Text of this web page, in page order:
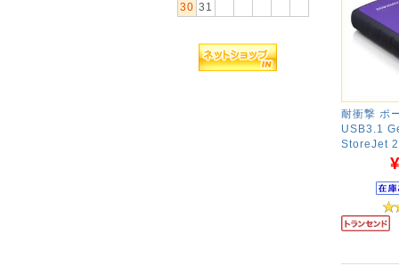
30 31
耐衝撃 ポ
USB3.1
StoreJet